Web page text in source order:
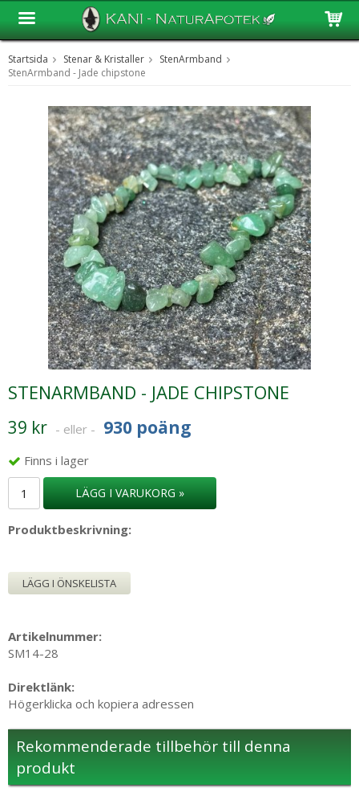
Produkten har blivit tillagd i varukorgen
Startsida Stenar & Kristaller
StenArmband
StenArmband - Jade chipstone
STENARMBAND - JADE CHIPSTONE
39 kr - eller - 930 poäng
Finns i lager
LÄGG I VARUKORG »
Produktbeskrivning:
LÄGG I ÖNSKELISTA
Artikelnummer:
SM14-28
Direktlänk:
Högerklicka och kopiera adressen
Rekommenderade tillbehör till denna
produkt